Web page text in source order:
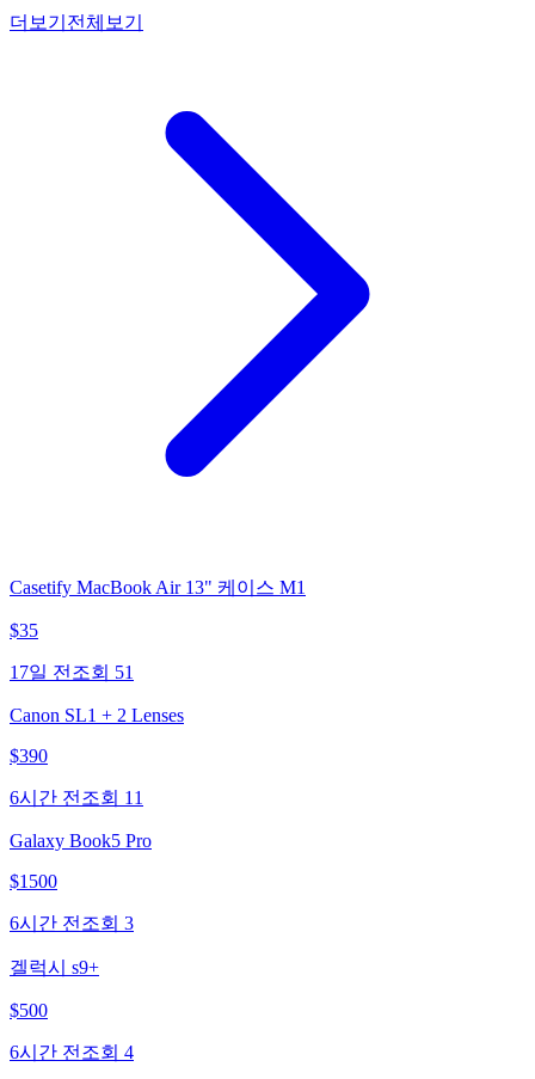
더보기 전체보기
Casetify MacBook Air 13" 케이스 M1
$35
17일 전 조회 51
Canon SL1 + 2 Lenses
$390
6시간 전 조회 11
Galaxy Book5 Pro
$1500
6시간 전 조회 3
겔럭시 s9+
$500
6시간 전 조회 4